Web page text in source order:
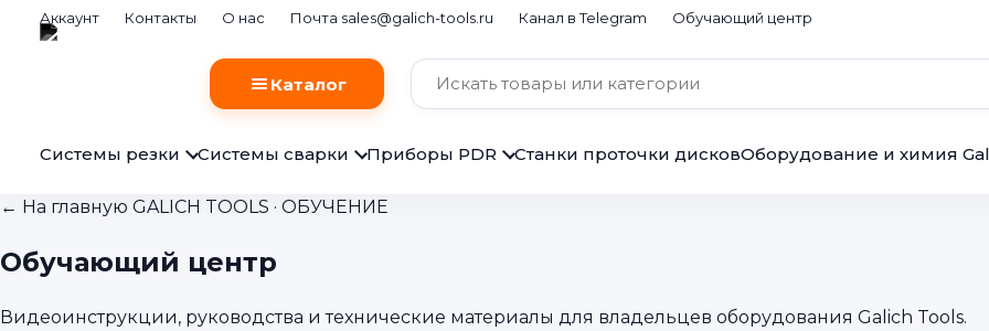
Аккаунт Контакты О нас Почта sales@galich-tools.ru Канал в Telegram Обучающий центр
Каталог
Системы резки Системы сварки Приборы PDR Станки проточки дисковОборудование и химия
← На главную GALICH TOOLS · ОБУЧЕНИЕ
Обучающий центр
Видеоинструкции, руководства и технические материалы для владельцев оборудования Galich Tools.